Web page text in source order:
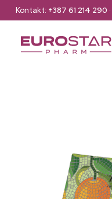
Kontakt: +387 61 214 290 ·